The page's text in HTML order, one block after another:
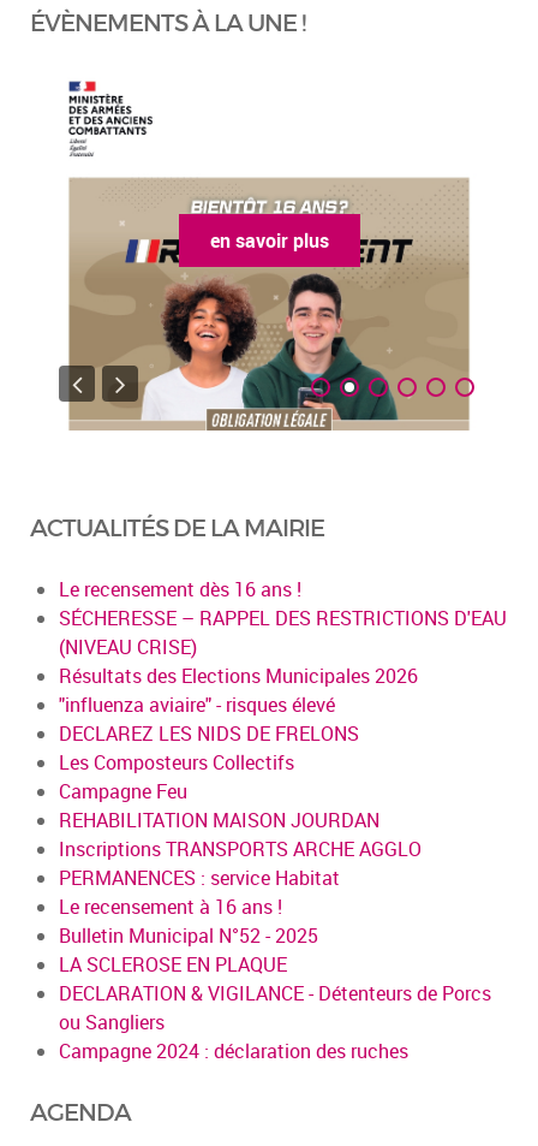
ÉVÈNEMENTS À LA UNE !
en savoir plus
ACTUALITÉS DE LA MAIRIE
Le recensement dès 16 ans !
SÉCHERESSE – RAPPEL DES RESTRICTIONS D'EAU
(NIVEAU CRISE)
Résultats des Elections Municipales 2026
"influenza aviaire" - risques élevé
DECLAREZ LES NIDS DE FRELONS
Les Composteurs Collectifs
Campagne Feu
REHABILITATION MAISON JOURDAN
Inscriptions TRANSPORTS ARCHE AGGLO
PERMANENCES : service Habitat
Le recensement à 16 ans !
Bulletin Municipal N°52 - 2025
LA SCLEROSE EN PLAQUE
DECLARATION & VIGILANCE - Détenteurs de Porcs
ou Sangliers
Campagne 2024 : déclaration des ruches
AGENDA